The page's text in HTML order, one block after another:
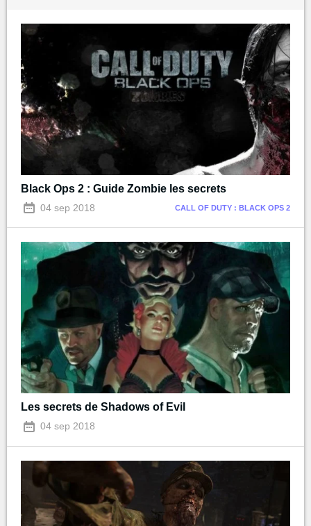
Black Ops 2 : Guide Zombie les secrets
04 sep 2018 CALL OF DUTY : BLACK OPS 2
Les secrets de Shadows of Evil
04 sep 2018